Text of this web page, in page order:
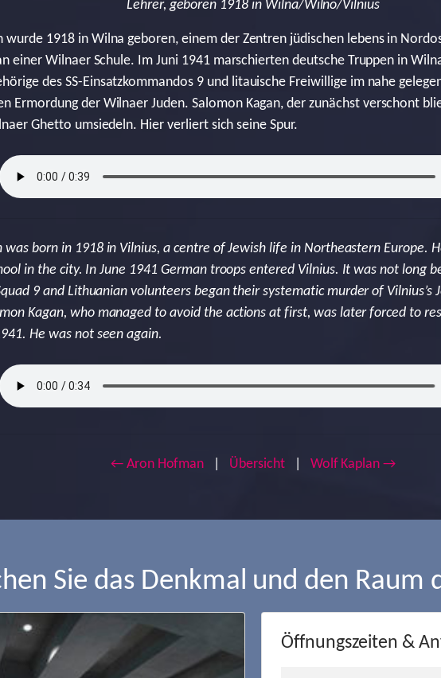
Lehrer, geboren 1918 in Wilna/Wilno/Vilnius
wurde 1918 in Wilna geboren, einem der Zentren jüdischen lebens in
einer Wilnaer Schule. Im Juni 1941 marschierten deutsche Truppen in
des SS-Einsatzkommandos 9 und litauische Freiwillige im nahe
Ermordung der Wilnaer Juden. Salomon Kagan, der zunächst verschont
Ghetto umsiedeln. Hier verliert sich seine Spur.
was born in 1918 in Vilnius, a centre of Jewish life in Northeastern Europe.
in the city. In June 1941 German troops entered Vilnius. It was not long
9 and Lithuanian volunteers began their systematic murder of Vilnius’s
Kagan, who managed to avoid the actions at first, was later forced to
He was not seen again.
← Aron Hofman Übersicht Wolf Kaplan →
Sie das Denkmal und den Raum
Öffnungszeiten &